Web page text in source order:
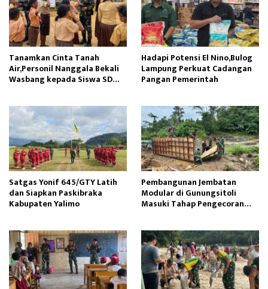
Tanamkan Cinta Tanah
Air,Personil Nanggala Bekali
Wasbang kepada Siswa SD
Hadapi Potensi El Nino,Bulog
Lampung Perkuat Cadangan
Pangan Pemerintah
Satgas Yonif 645/GTY Latih
dan Siapkan Paskibraka
Kabupaten Yalimo
Pembangunan Jembatan
Modular di Gunungsitoli
Masuki Tahap Pengecoran